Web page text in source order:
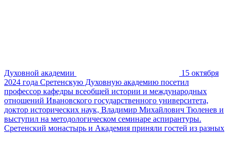
Духовной академии
15 октября
2024 года Сретенскую Духовную академию посетил
профессор кафедры всеобщей истории и международных
отношений Ивановского государственного университета,
доктор исторических наук, Владимир Михайлович Тюленев и
выступил на методологическом семинаре аспирантуры.
Сретенский монастырь и Академия приняли гостей из разных